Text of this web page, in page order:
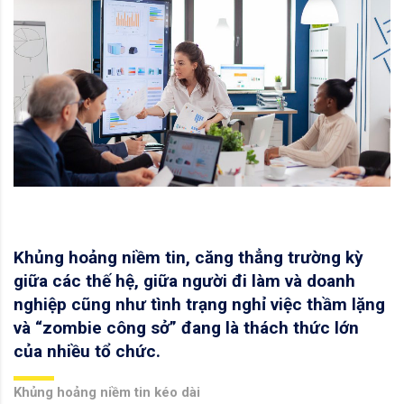
Khủng hoảng niềm tin, căng thẳng trường kỳ
giữa các thế hệ, giữa người đi làm và doanh
nghiệp cũng như tình trạng nghỉ việc thầm lặng
và “zombie công sở” đang là thách thức lớn
của nhiều tổ chức.
Khủng hoảng niềm tin kéo dài